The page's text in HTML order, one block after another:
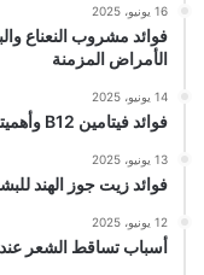
16 يونيو، 2025
فوائد مشروب النعناع
الأمراض المزمنة
14 يونيو، 2025
فوائد فيتامين B12 وأهميته للجسم والصحة العامة
13 يونيو، 2025
فوائد زيت جوز الهند
12 يونيو، 2025
أسباب تساقط الشعر عند